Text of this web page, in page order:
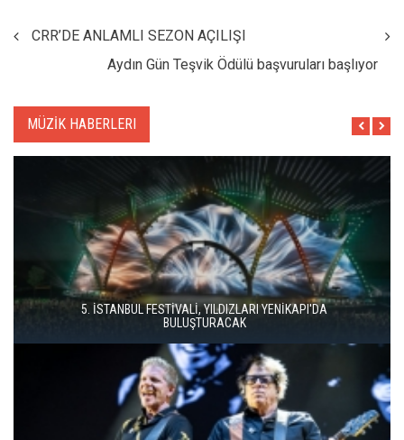
CRR’DE ANLAMLI SEZON AÇILIŞI
Aydın Gün Teşvik Ödülü başvuruları başlıyor
MÜZİK HABERLERI
5. İSTANBUL FESTİVALİ, YILDIZLARI YENİKAPI'DA
BULUŞTURACAK